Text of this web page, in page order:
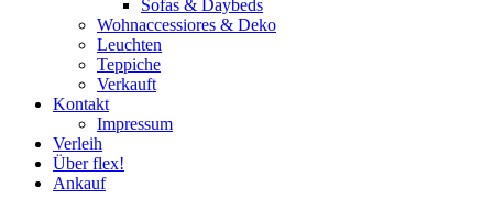
Sofas & Daybeds
Wohnaccessiores & Deko
Leuchten
Teppiche
Verkauft
Kontakt
Impressum
Verleih
Über flex!
Ankauf